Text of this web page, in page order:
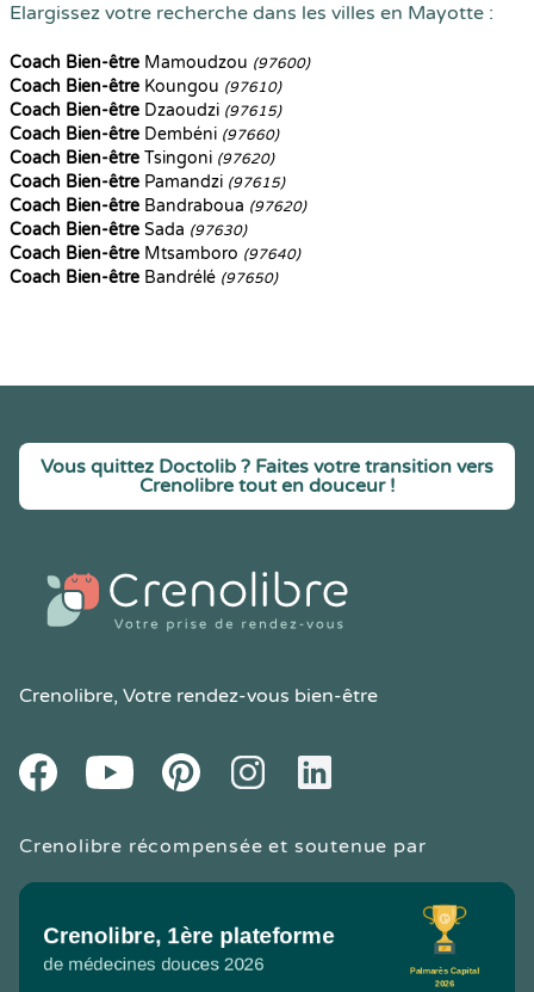
Elargissez votre recherche dans les villes en Mayotte :
Coach Bien-être Mamoudzou (97600)
Coach Bien-être Koungou (97610)
Coach Bien-être Dzaoudzi (97615)
Coach Bien-être Dembéni (97660)
Coach Bien-être Tsingoni (97620)
Coach Bien-être Pamandzi (97615)
Coach Bien-être Bandraboua (97620)
Coach Bien-être Sada (97630)
Coach Bien-être Mtsamboro (97640)
Coach Bien-être Bandrélé (97650)
Vous quittez Doctolib ? Faites votre transition vers
Crenolibre tout en douceur !
Crenolibre, Votre rendez-vous bien-être
FacebookYoutube PinteresetInstagramLinkedIn
Crenolibre récompensée et soutenue par